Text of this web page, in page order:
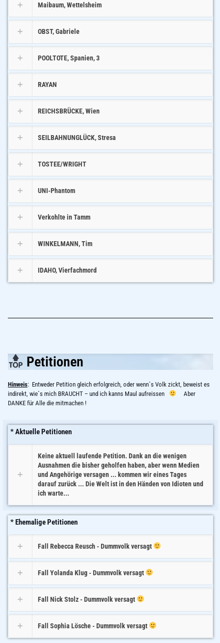
Maibaum, Wettelsheim
OBST, Gabriele
POOLTOTE, Spanien, 3
RAYAN
REICHSBRÜCKE, Wien
SEILBAHNUNGLÜCK, Stresa
TOSTEE/WRIGHT
UNI-Phantom
Verkohlte in Tamm
WINKELMANN, Tim
IDAHO, Vierfachmord
Petitionen
Hinweis: Entweder Petition gleich erfolgreich, oder wenn`s Volk zickt, beweist es
indirekt, wie`s mich BRAUCHT – und ich kanns Maul aufreissen
Aber
DANKE für Alle die mitmachen !
* Aktuelle Petitionen
Keine aktuell laufende Petition. Dank an die wenigen
Ausnahmen die bisher geholfen haben, aber wenn Medien
und Angehörige versagen ... kommen wir eines Tages
darauf zurück ... Die Welt ist in den Händen von Idioten und
ich warte...
* Ehemalige Petitionen
Fall Rebecca Reusch - Dummvolk versagt
Fall Yolanda Klug - Dummvolk versagt
Fall Nick Stolz - Dummvolk versagt
Fall Sophia Lösche - Dummvolk versagt